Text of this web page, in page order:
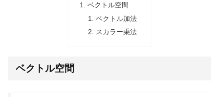
ベクトル空間
ベクトル加法
スカラー乗法
ベクトル空間